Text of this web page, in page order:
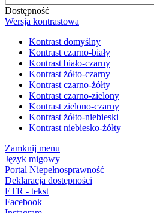
Dostępność
Wersja kontrastowa
Kontrast domyślny
Kontrast czarno-biały
Kontrast biało-czarny
Kontrast żółto-czarny
Kontrast czarno-żółty
Kontrast czarno-zielony
Kontrast zielono-czarny
Kontrast żółto-niebieski
Kontrast niebiesko-żółty
Zamknij menu
Język migowy
Portal Niepełnosprawność
Deklaracja dostępności
ETR - tekst
Facebook